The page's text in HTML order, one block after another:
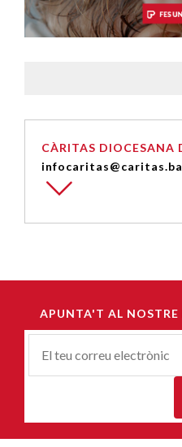
CÀRITAS DIOCESANA
APUNTA'T AL NOSTRE
Correu-